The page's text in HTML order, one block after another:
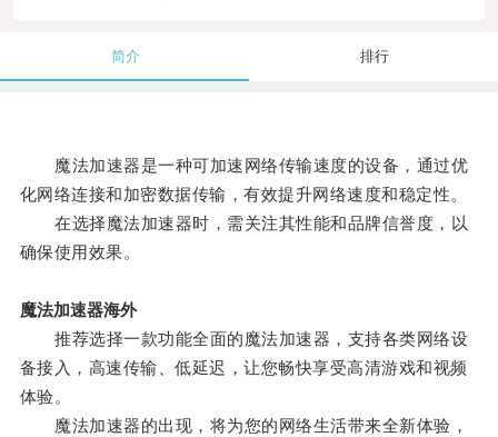
简介 排行
魔法加速器是一种可加速网络传输速度的设备，通过优
化网络连接和加密数据传输，有效提升网络速度和稳定性。
在选择魔法加速器时，需关注其性能和品牌信誉度，以
确保使用效果。
魔法加速器海外
推荐选择一款功能全面的魔法加速器，支持各类网络设
备接入，高速传输、低延迟，让您畅快享受高清游戏和视频
体验。
魔法加速器的出现，将为您的网络生活带来全新体验，